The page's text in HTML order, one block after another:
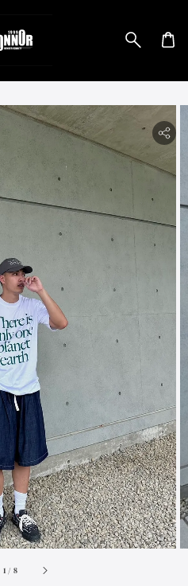
1 / accessibility.of
8